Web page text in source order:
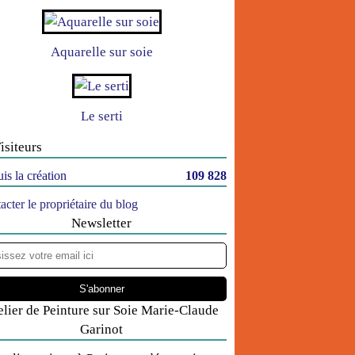
Aquarelle sur soie
Le serti
la création 109 828
le propriétaire du blog
Newsletter
de Peinture sur Soie Marie-Claude
Garinot